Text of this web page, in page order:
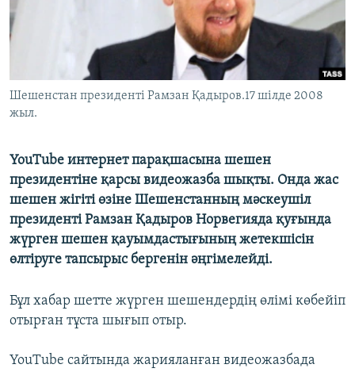
Басқа тілдерде
Шешенстан президенті Рамзан Қадыров.17 шілде 2008
жыл.
YouTube интернет парақшасына шешен
президентіне қарсы видеожазба шықты. Онда жас
шешен жігіті өзіне Шешенстанның мәскеушіл
президенті Рамзан Қадыров Норвегияда қуғында
жүрген шешен қауымдастығының жетекшісін
өлтіруге тапсырыс бергенін әңгімелейді.
Бұл хабар шетте жүрген шешендердің өлімі көбейіп
отырған тұста шығып отыр.
YouTube сайтында жарияланған видеожазбада